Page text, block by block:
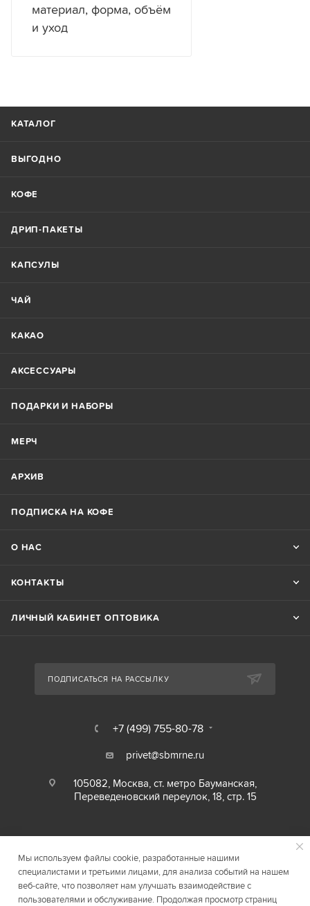
материал, форма, объём
и уход
КАТАЛОГ
ВЫГОДНО
КОФЕ
ДРИП-ПАКЕТЫ
КАПСУЛЫ
ЧАЙ
КАКАО
АКСЕССУАРЫ
ПОДАРКИ И НАБОРЫ
МЕРЧ
АРХИВ
ПОДПИСКА НА КОФЕ
О НАС
КОНТАКТЫ
ЛИЧНЫЙ КАБИНЕТ ОПТОВИКА
ПОДПИСАТЬСЯ НА РАССЫЛКУ
+7 (499) 755-80-78
privet@sbmrne.ru
105082, Москва, ст. метро Бауманская,
Переведеновский переулок, 18, стр. 15
Мы используем файлы cookie, разработанные нашими
специалистами и третьими лицами, для анализа событий на нашем
веб-сайте, что позволяет нам улучшать взаимодействие с
пользователями и обслуживание. Продолжая просмотр страниц